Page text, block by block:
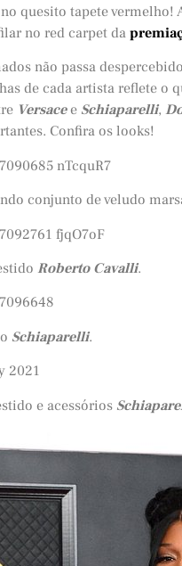
quesito tapete vermelho!
no red carpet da
não passa
de cada artista reflete o
Versacee Schiaparelli,
Confira os looks!
conjunto de veludo
Roberto Cavalli.
Schiaparelli.
e acessórios